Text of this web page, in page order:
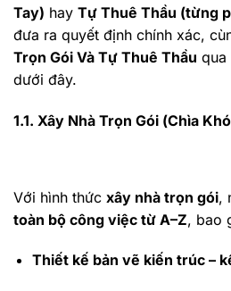
Tay) hay Tự Thuê Thầu (từng
đưa ra quyết định chính xác,
Trọn Gói Và Tự Thuê Thầu qua
dưới đây.
1.1. Xây Nhà Trọn Gói (Chìa
Với hình thức xây nhà trọn gói,
toàn bộ công việc từ A–Z, bao
Thiết kế bản vẽ kiến trúc –